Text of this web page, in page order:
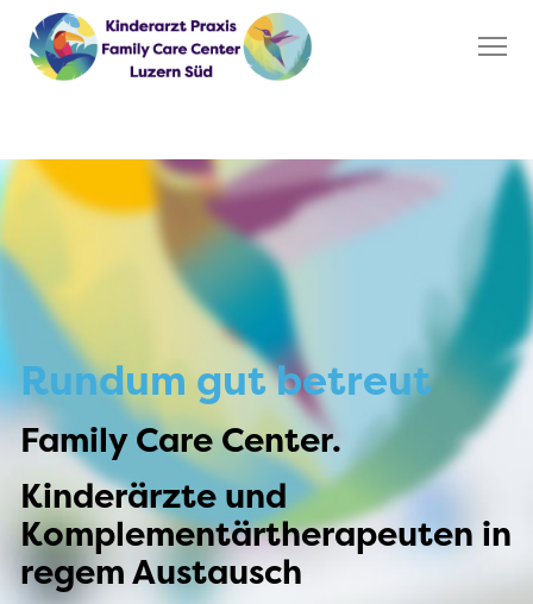
Rundum gut betreut
Family Care Center.
Kinderärzte und
Komplementärtherapeuten in
regem Austausch